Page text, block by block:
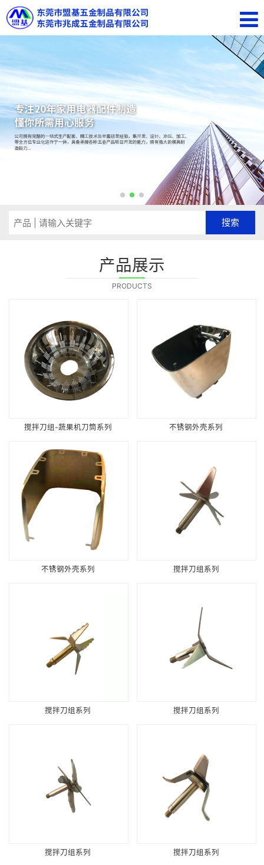
产品展示
PRODUCTS
搅拌刀组-蔬果机刀筒系列 不锈钢外壳系列
不锈钢外壳系列 搅拌刀组系列
搅拌刀组系列 搅拌刀组系列
搅拌刀组系列 搅拌刀组系列